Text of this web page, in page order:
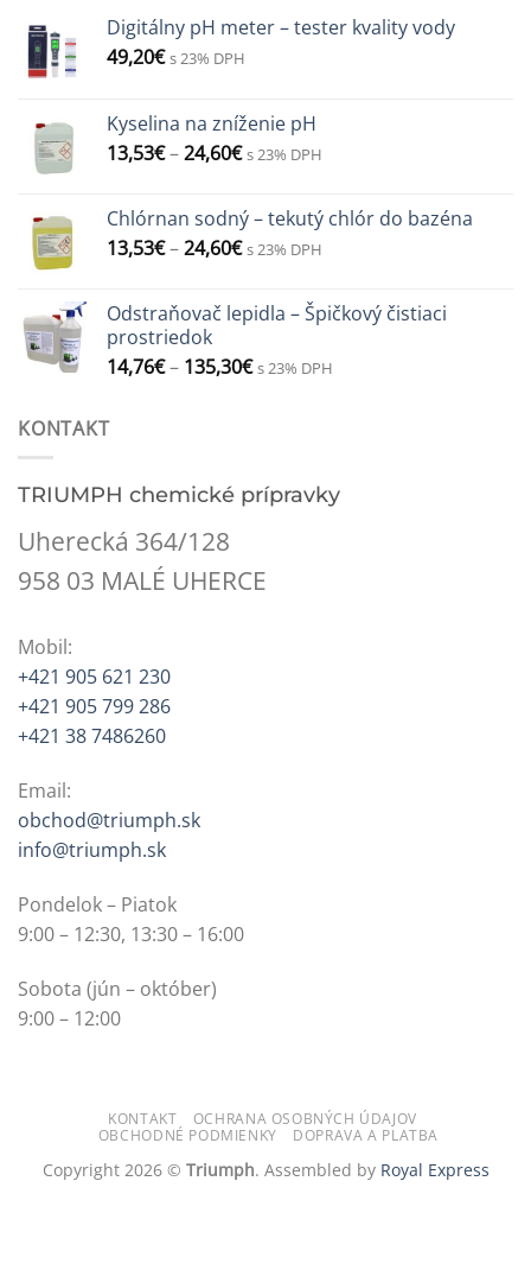
Digitálny pH meter – tester kvality vody
49,20€ s 23% DPH
Kyselina na zníženie pH
13,53€–24,60€ s 23% DPH
Chlórnan sodný – tekutý chlór do bazéna
13,53€–24,60€ s 23% DPH
Odstraňovač lepidla – Špičkový čistiaci
prostriedok
14,76€– 135,30€ s 23% DPH
KONTAKT
TRIUMPH chemické prípravky
Uherecká 364/128
958 03 MALÉ UHERCE
Mobil:
+421 905 621 230
+421 905 799 286
+421 38 7486260
Email:
obchod@triumph.sk
info@triumph.sk
Pondelok – Piatok
9:00 – 12:30, 13:30 – 16:00
Sobota (jún – október)
9:00 – 12:00
KONTAKT
OCHRANA OSOBNÝCH ÚDAJOV
OBCHODNÉ PODMIENKY
DOPRAVA A PLATBA
Copyright 2026 © Triumph. Assembled by Royal Express